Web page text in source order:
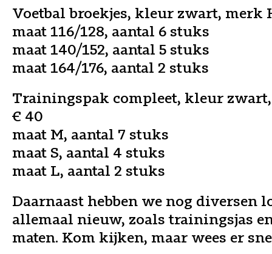
Voetbal broekjes, kleur zwart, merk
maat 116/128, aantal 6 stuks
maat 140/152, aantal 5 stuks
maat 164/176, aantal 2 stuks
Trainingspak compleet, kleur
€ 40
maat M, aantal 7 stuks
maat S, aantal 4 stuks
maat L, aantal 2 stuks
Daarnaast hebben we nog diversen
allemaal nieuw, zoals trainingsjas
maten. Kom kijken, maar wees er